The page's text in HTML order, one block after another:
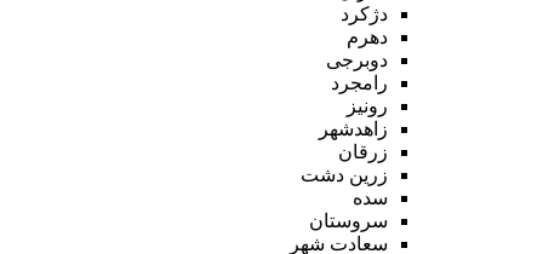
دژکرد
دهرم
دوبرجی
رامجرد
رونیز
زاهدشهر
زرقان
زرین دشت
سده
سروستان
سعادت شهر